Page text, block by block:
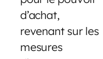
d’achat,
revenant sur les
mesures